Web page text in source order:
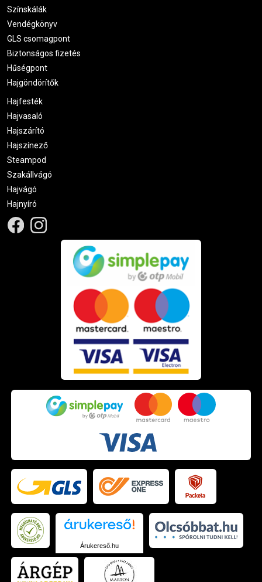
Színskálák
Vendégkönyv
GLS csomagpont
Biztonságos fizetés
Hűségpont
Hajgöndörítők
Hajfesték
Hajvasaló
Hajszárító
Hajszínező
Steampod
Szakállvágó
Hajvágó
Hajnyíró
Árukereső.hu